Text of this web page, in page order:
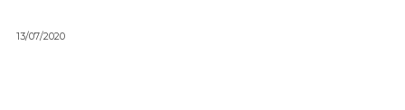
13/07/2020